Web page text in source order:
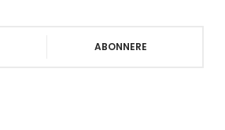
ABONNERE